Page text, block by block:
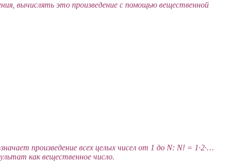
вычислять это произведение с помощью вещественной
произведение всех целых чисел от 1 до N: N! = 1·2·…
как вещественное число.